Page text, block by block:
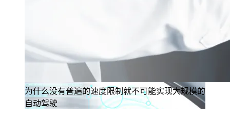
为什么没有普遍的速度限制就不可能实现大规模的
自动驾驶